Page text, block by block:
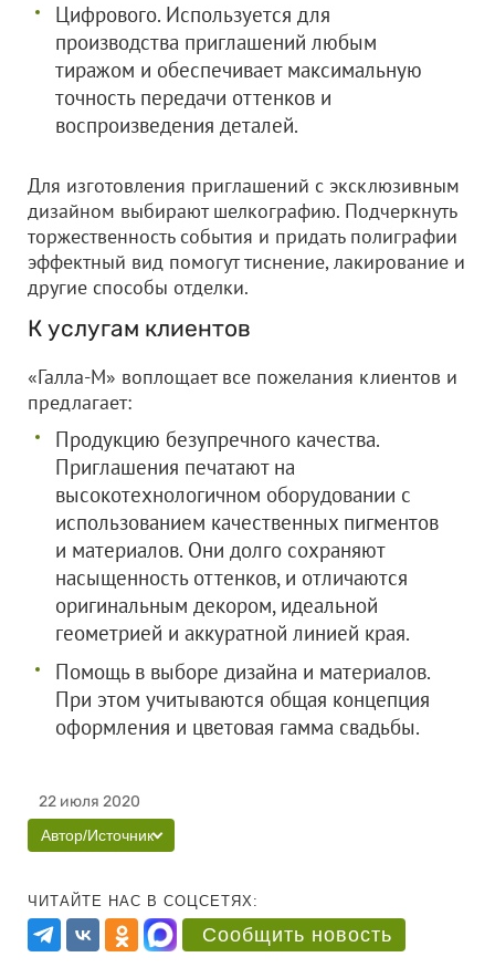
Цифрового. Используется для
производства приглашений любым
тиражом и обеспечивает максимальную
точность передачи оттенков и
воспроизведения деталей.
Для изготовления приглашений с эксклюзивным
дизайном выбирают шелкографию. Подчеркнуть
торжественность события и придать полиграфии
эффектный вид помогут тиснение, лакирование и
другие способы отделки.
К услугам клиентов
«Галла-М» воплощает все пожелания клиентов и
предлагает:
Продукцию безупречного качества.
Приглашения печатают на
высокотехнологичном оборудовании с
использованием качественных пигментов
и материалов. Они долго сохраняют
насыщенность оттенков, и отличаются
оригинальным декором, идеальной
геометрией и аккуратной линией края.
Помощь в выборе дизайна и материалов.
При этом учитываются общая концепция
оформления и цветовая гамма свадьбы.
22 июля 2020
Автор/Источник
ЧИТАЙТЕ НАС В СОЦСЕТЯХ:
Сообщить новость